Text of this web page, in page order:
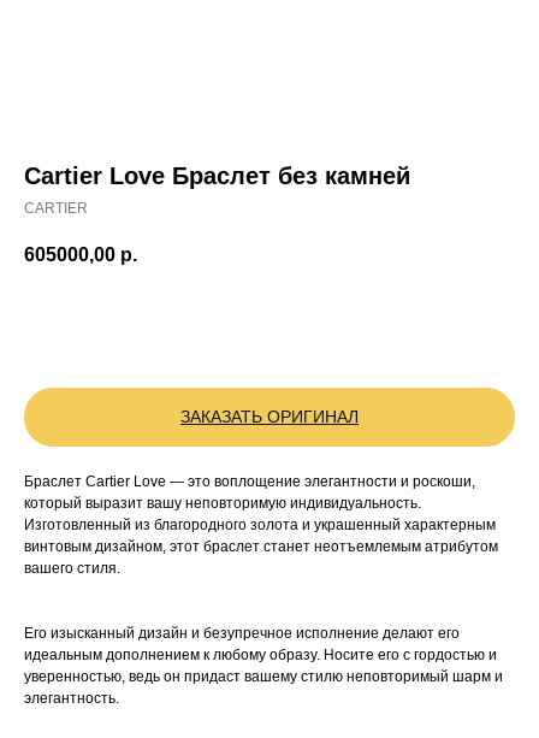
Cartier Love Браслет без камней
CARTIER
605000,00 р.
ЗАКАЗАТЬ ОРИГИНАЛ
Браслет Cartier Love — это воплощение элегантности и роскоши,
который выразит вашу неповторимую индивидуальность.
Изготовленный из благородного золота и украшенный характерным
винтовым дизайном, этот браслет станет неотъемлемым атрибутом
вашего стиля.
Его изысканный дизайн и безупречное исполнение делают его
идеальным дополнением к любому образу. Носите его с гордостью и
уверенностью, ведь он придаст вашему стилю неповторимый шарм и
элегантность.